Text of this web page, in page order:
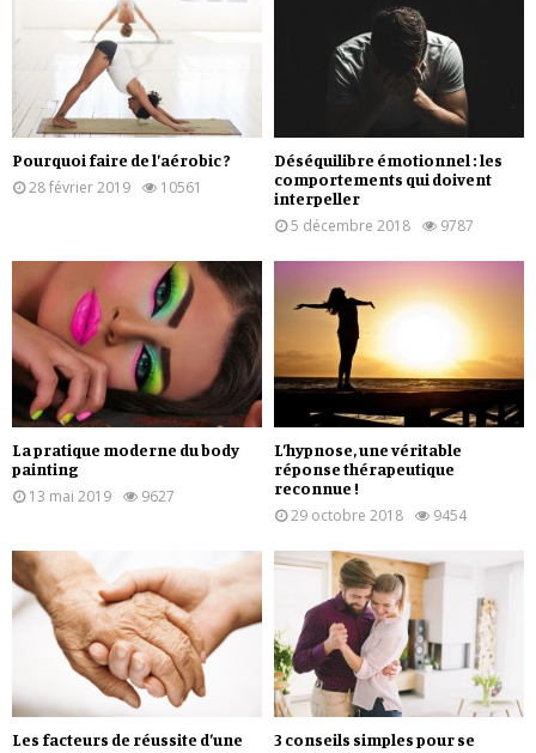
Pourquoi faire de l’aérobic ?
28 février 2019
10561
Déséquilibre émotionnel : les
comportements qui doivent
interpeller
5 décembre 2018
9787
La pratique moderne du body
painting
13 mai 2019
9627
L’hypnose, une véritable
réponse thérapeutique
reconnue !
29 octobre 2018
9454
Les facteurs de réussite d’une
3 conseils simples pour se